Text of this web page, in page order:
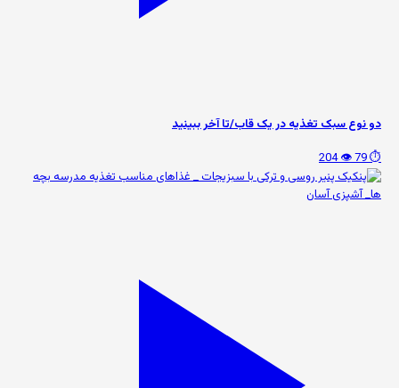
دو نوع سبک تغذیه در یک قاب/تا آخر ببینید
⏱️ 79
👁️ 204